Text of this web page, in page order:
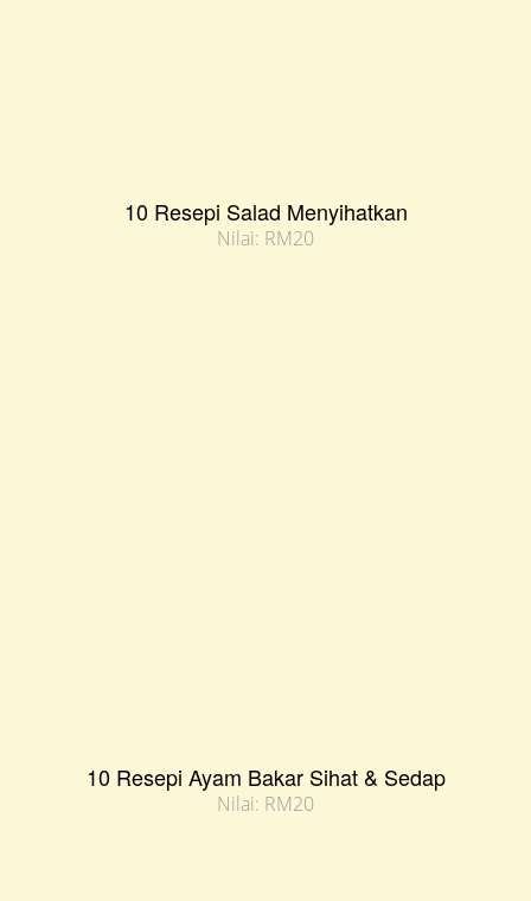
10 Resepi Salad Menyihatkan
Nilai: RM20
10 Resepi Ayam Bakar Sihat & Sedap
Nilai: RM20